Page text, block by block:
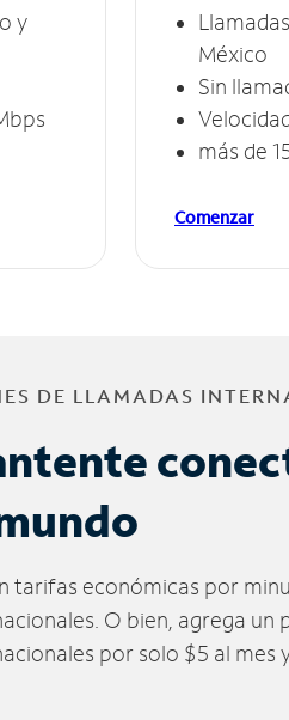
y
México
Sin
más de
Comenzar
DE LLAMADAS
tarifas económicas por
O bien, agrega un
por solo $5 al mes